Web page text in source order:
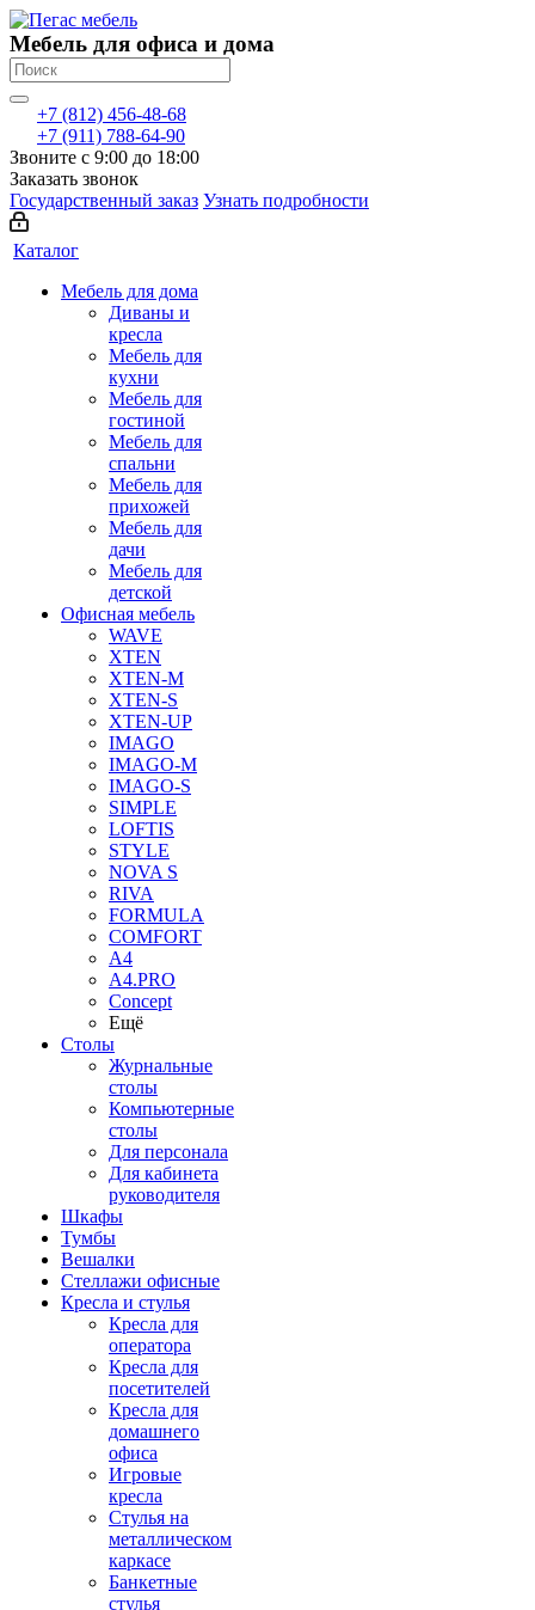
Мебель для офиса и дома
+7 (812) 456-48-68
+7 (911) 788-64-90
Звоните с 9:00 до 18:00
Заказать звонок
Государственный заказ Узнать подробности
Каталог
Мебель для дома
Диваны и
кресла
Мебель для
кухни
Мебель для
гостиной
Мебель для
спальни
Мебель для
прихожей
Мебель для
дачи
Мебель для
детской
Офисная мебель
WAVE
XTEN
XTEN-M
XTEN-S
XTEN-UP
IMAGO
IMAGO-M
IMAGO-S
SIMPLE
LOFTIS
STYLE
NOVA S
RIVA
FORMULA
COMFORT
A4
A4.PRO
Concept
Ещё
Столы
Журнальные
столы
Компьютерные
столы
Для персонала
Для кабинета
руководителя
Шкафы
Тумбы
Вешалки
Стеллажи офисные
Кресла и стулья
Кресла для
оператора
Кресла для
посетителей
Кресла для
домашнего
офиса
Игровые
кресла
Стулья на
металлическом
каркасе
Банкетные
стулья